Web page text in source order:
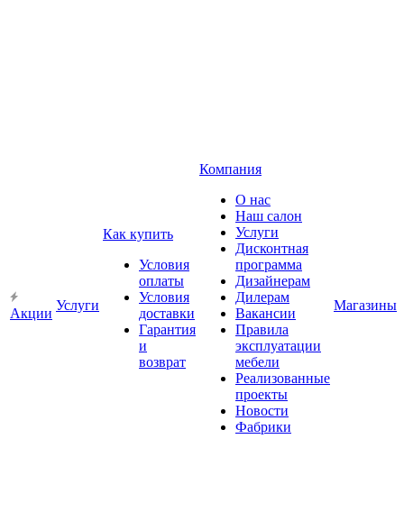
Акции
Услуги
Как купить
Условия
оплаты
Условия
доставки
Гарантия
и
возврат
Компания
О нас
Наш салон
Услуги
Дисконтная
программа
Дизайнерам
Дилерам
Вакансии
Правила
эксплуатации
мебели
Реализованные
проекты
Новости
Фабрики
Магазины